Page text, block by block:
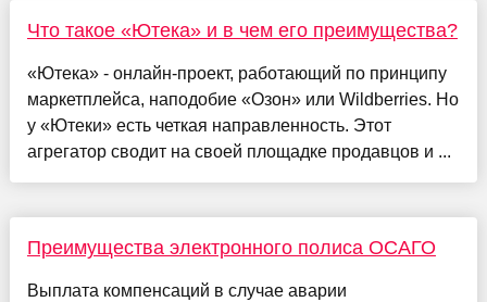
Что такое «Ютека» и в чем его преимущества?
«Ютека» - онлайн-проект, работающий по принципу
маркетплейса, наподобие «Озон» или Wildberries. Но
у «Ютеки» есть четкая направленность. Этот
агрегатор сводит на своей площадке продавцов и ...
Преимущества электронного полиса ОСАГО
Выплата компенсаций в случае аварии